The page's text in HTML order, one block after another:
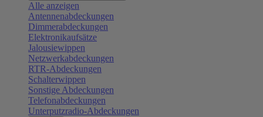
Alle anzeigen
Antennenabdeckungen
Dimmerabdeckungen
Elektronikaufsätze
Jalousiewippen
Netzwerkabdeckungen
RTR-Abdeckungen
Schalterwippen
Sonstige Abdeckungen
Telefonabdeckungen
Unterputzradio-Abdeckungen